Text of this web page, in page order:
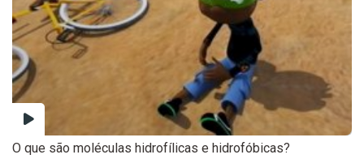
O que são moléculas hidrofílicas e hidrofóbicas?